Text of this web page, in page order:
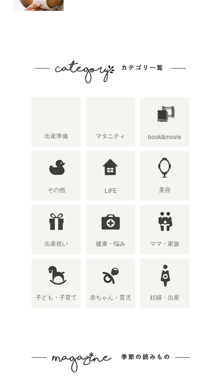
出産準備 マタニティ book&movie
その他 LIFE 美容
出産祝い 健康・悩み ママ・家族
子ども・子育て 赤ちゃん・育児 妊婦・出産